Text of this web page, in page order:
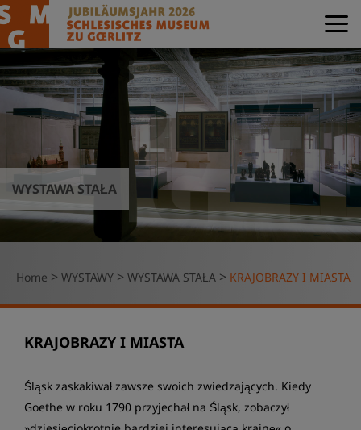
WYSTAWA STAŁA
Home > WYSTAWY > WYSTAWA STAŁA > KRAJOBRAZY I MIASTA
KRAJOBRAZY I MIASTA
Śląsk zaskakiwał zawsze swoich zwiedzających. Kiedy
Goethe w roku 1790 przyjechał na Śląsk, zobaczył